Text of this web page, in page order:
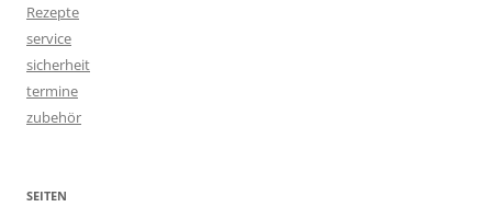
Rezepte
service
sicherheit
termine
zubehör
SEITEN